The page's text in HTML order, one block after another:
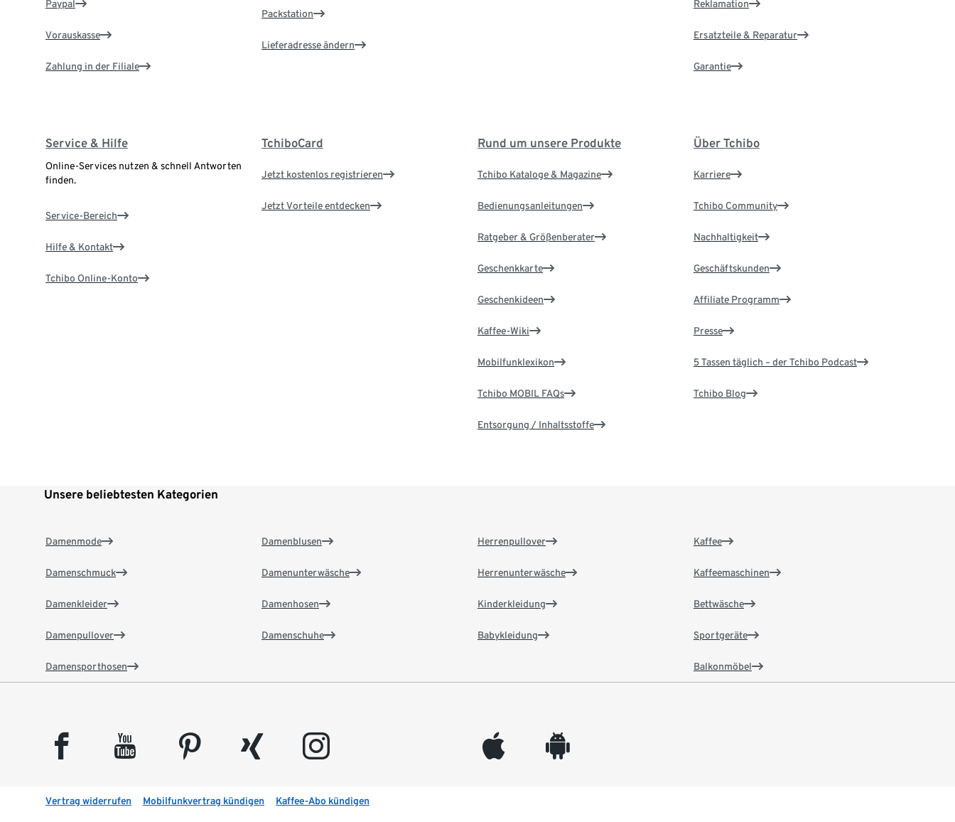
Paypal
Vorauskasse
Zahlung in der Filiale
Packstation
Lieferadresse ändern
Reklamation
Ersatzteile & Reparatur
Garantie
Service & Hilfe
Online-Services nutzen & schnell Antworten
finden.
Service-Bereich
Hilfe & Kontakt
Tchibo Online-Konto
TchiboCard
Jetzt kostenlos registrieren
Jetzt Vorteile entdecken
Rund um unsere Produkte
Tchibo Kataloge & Magazine
Bedienungsanleitungen
Ratgeber & Größenberater
Geschenkkarte
Geschenkideen
Kaffee-Wiki
Mobilfunklexikon
Tchibo MOBIL FAQs
Entsorgung / Inhaltsstoffe
Über Tchibo
Karriere
Tchibo Community
Nachhaltigkeit
Geschäftskunden
Affiliate Programm
Presse
5 Tassen täglich – der Tchibo Podcast
Tchibo Blog
Unsere beliebtesten Kategorien
Damenmode
Damenschmuck
Damenkleider
Damenpullover
Damensporthosen
Damenblusen
Damenunterwäsche
Damenhosen
Damenschuhe
Herrenpullover
Herrenunterwäsche
Kinderkleidung
Babykleidung
Kaffee
Kaffeemaschinen
Bettwäsche
Sportgeräte
Balkonmöbel
facebook youtube pinterest xing instagram appleinc android
Vertrag widerrufen Mobilfunkvertrag kündigen Kaffee-Abo kündigen